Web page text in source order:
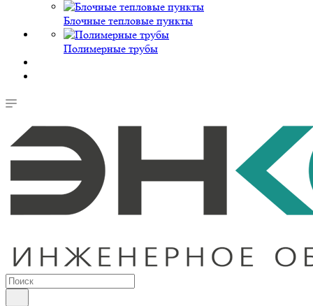
Блочные тепловые пункты
Полимерные трубы